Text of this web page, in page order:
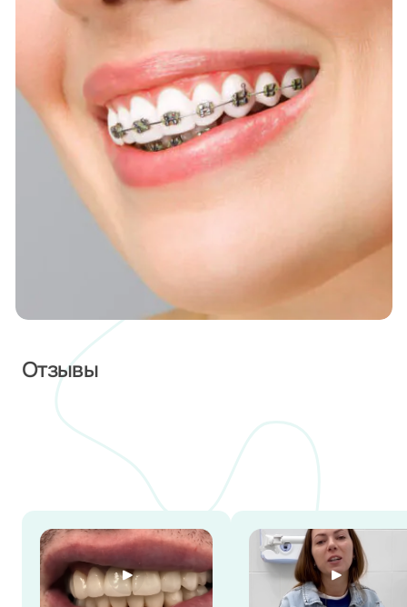
Отзывы